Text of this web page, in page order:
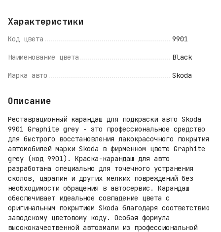
Характеристики
Код цвета 9901
Наименование цвета Black
Марка авто Skoda
Описание
Реставрационный карандаш для подкраски авто Skoda
9901 Graphite grey - это профессиональное средство
для быстрого восстановления лакокрасочного покрытия
автомобилей марки Skoda в фирменном цвете Graphite
grey (код 9901). Краска-карандаш для авто
разработана специально для точечного устранения
сколов, царапин и других мелких повреждений без
необходимости обращения в автосервис. Карандаш
обеспечивает идеальное совпадение цвета с
оригинальным покрытием Skoda благодаря соответствию
заводскому цветовому коду. Особая формула
высококачественной автоэмали из профессиональной